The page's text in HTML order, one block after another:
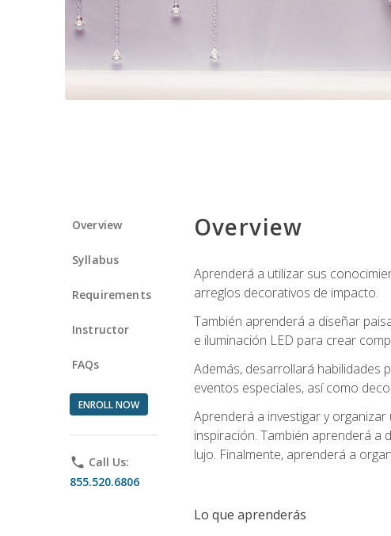
Overview
Syllabus
Requirements
Instructor
FAQs
ENROLL NOW
phone Call Us:
855.520.6806
Overview
Aprenderá a utilizar sus
arreglos decorativos de impacto.
También aprenderá a diseñar
e iluminación LED para crear
Además, desarrollará habilidades
eventos especiales, así como
Aprenderá a investigar y
inspiración. También aprenderá
lujo. Finalmente, aprenderá a
Lo que aprenderás